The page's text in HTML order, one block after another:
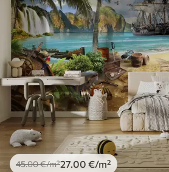
45.00€/m²27.00 €/m²